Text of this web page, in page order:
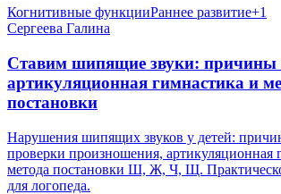
Когнитивные функцииРаннее развитие+1
Сергеева Галина
Ставим шипящие звуки: причины
артикуляционная гимнастика и
постановки
Нарушения шипящих звуков у детей:
проверки произношения, артикуляционная
метода постановки Ш, Ж, Ч, Щ.
для логопеда.